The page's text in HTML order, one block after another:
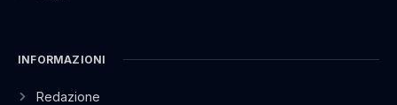
INFORMAZIONI
Redazione